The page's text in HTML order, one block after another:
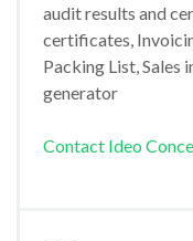
audit results and
certificates,
Packing List, Sales
generator
Contact Ideo